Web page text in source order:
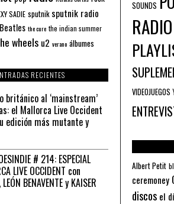
SADIE sputnik sputnik radio
the cure the indian summer
wheels u2 verano álbumes
RECIENTES
británico al ‘mainstream’
el Mallorca Live Occident
edición más mutante y
# 214: ESPECIAL
LIVE OCCIDENT con
BENAVENTE y KAISER
SOUNDS
RADIO
Albert Petit
ceremoney
discos el